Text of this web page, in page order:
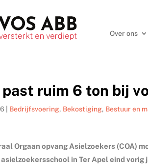
Over ons
past ruim 6 ton bij
Bedrijfsvoering, Bekostiging, Bestuur en
Orgaan opvang Asielzoekers (COA)
in Ter Apel eind